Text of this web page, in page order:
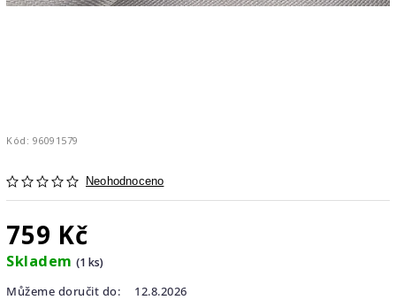
Kód: 96091579
Neohodnoceno
759 Kč
Skladem (1 ks)
Můžeme doručit do:
12.8.2026